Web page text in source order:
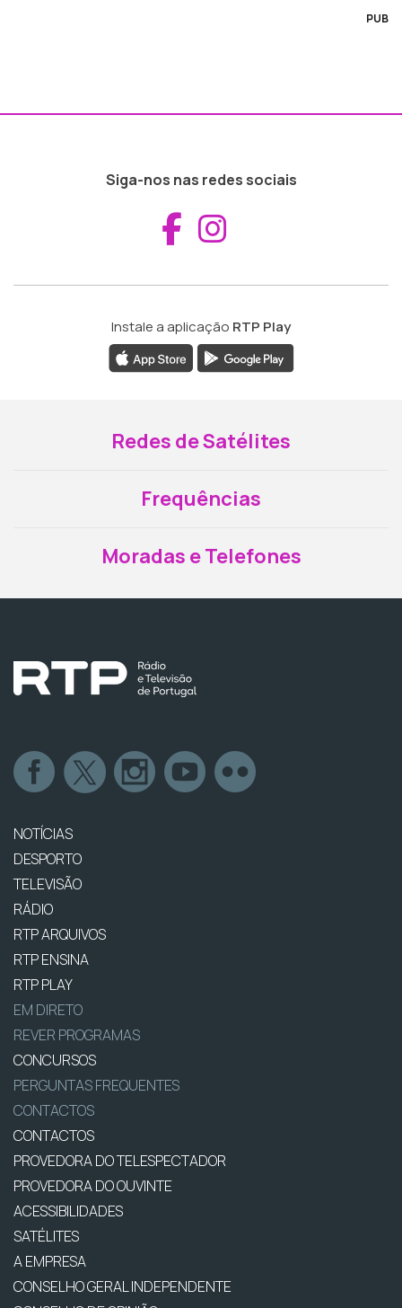
PUB
Siga-nos nas redes sociais
Aceder ao
Instale a aplicação RTP Play
Redes de Satélites
Frequências
Moradas e Telefones
NOTÍCIAS
DESPORTO
TELEVISÃO
RÁDIO
RTP ARQUIVOS
RTP ENSINA
RTP PLAY
EM DIRETO
REVER PROGRAMAS
CONCURSOS
PERGUNTAS FREQUENTES
CONTACTOS
CONTACTOS
PROVEDORA DO TELESPECTADOR
PROVEDORA DO OUVINTE
ACESSIBILIDADES
SATÉLITES
A EMPRESA
CONSELHO GERAL INDEPENDENTE